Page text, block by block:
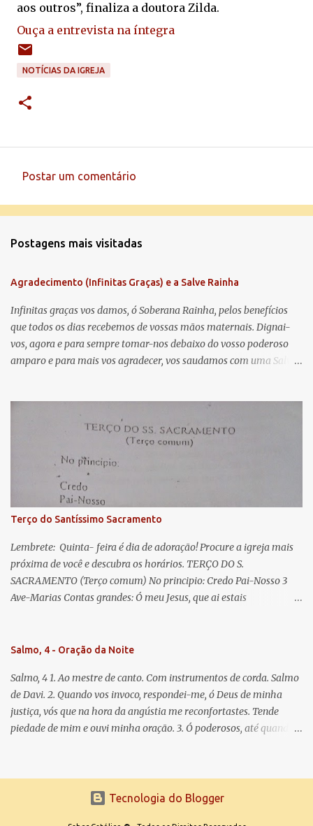
aos outros”, finaliza a doutora Zilda.
Ouça a entrevista na íntegra
NOTÍCIAS DA IGREJA
e
t
á
r
i
o
Postar um comentário
Postagens mais visitadas
Agradecimento (Infinitas Graças) e a Salve Rainha
Infinitas graças vos damos, ó Soberana Rainha, pelos benefícios
que todos os dias recebemos de vossas mãos maternais. Dignai-
vos, agora e para sempre tomar-nos debaixo do vosso poderoso
amparo e para mais vos agradecer, vos saudamos com uma Salve
lágrimas. Eia, pois, Advogada nossa, estes vossos olhos
misericordiosos a nós volvei, e depois deste desterro, mostrai-nos
Jesus. Bendito é o fruto do vosso ventre, ó clemente, ó piedosa, ó
doce e sempre Virgem Maria. Rogai por nós Santa Mãe de Deus.
Para que sejamos dignos das promessas de Cristo. Amém.
Terço do Santíssimo Sacramento
Lembrete: Quinta- feira é dia de adoração! Procure a igreja mais
próxima de você e descubra os horários. TERÇO DO S.
SACRAMENTO (Terço comum) No principio: Credo Pai-Nosso 3
Ave-Marias Contas grandes: Ó meu Jesus, que ai estais
Vós morra eu! Nas contas pequenas: Sacramento de Amor!
que nos salva, dá-nos Vossa força, Vosso perdão e a Vossa
misericórdia. (no fim) Rezar 3 vezes: Louvores e graças se deem a
cada momento ao Santíssimo e Diviníssimo Sacramento.
Salmo, 4 - Oração da Noite
Salmo, 4 1. Ao mestre de canto. Com instrumentos de corda. Salmo
de Davi. 2. Quando vos invoco, respondei-me, ó Deus de minha
justiça, vós que na hora da angústia me reconfortastes. Tende
piedade de mim e ouvi minha oração. 3. Ó poderosos, até quando
o Senhor me ouviu quando o invoquei. 5. Tremei, mas sem pecar;
refleti em vossos corações, quando estiverdes em vossos leitos, e
Tecnologia do Blogger